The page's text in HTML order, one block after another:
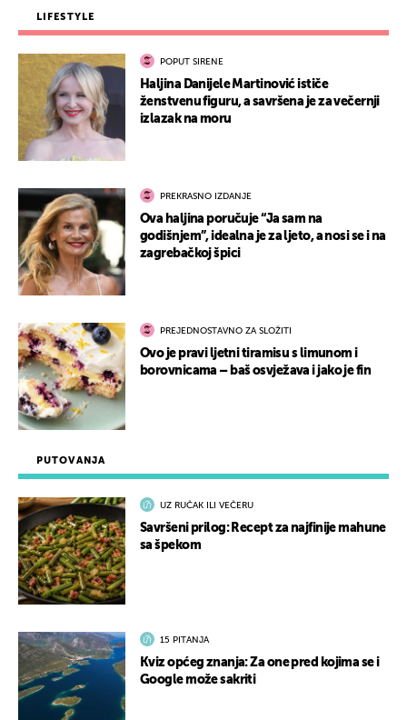
PUTOVANJA
UZ RUČAK ILI VEČERU
Savršeni prilog: Recept za najfinije mahune
sa špekom
15 PITANJA
Kviz općeg znanja: Za one pred kojima se i
Google može sakriti
LIFESTYLE
POPUT SIRENE
Haljina Danijele Martinović ističe
ženstvenu figuru, a savršena je za večernji
izlazak na moru
PREKRASNO IZDANJE
Ova haljina poručuje “Ja sam na
godišnjem”, idealna je za ljeto, a nosi se i na
zagrebačkoj špici
PREJEDNOSTAVNO ZA SLOŽITI
Ovo je pravi ljetni tiramisu s limunom i
borovnicama – baš osvježava i jako je fin